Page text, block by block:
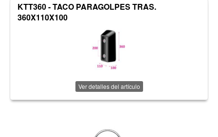
KTT360 - TACO PARAGOLPES TRAS.
360X110X100
Ver detalles del artículo